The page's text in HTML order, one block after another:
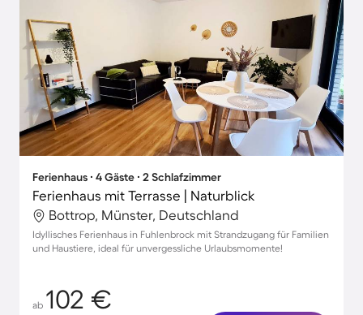
Ferienhaus ∙ 4 Gäste ∙ 2 Schlafzimmer
Ferienhaus mit Terrasse | Naturblick
Bottrop, Münster, Deutschland
Idyllisches Ferienhaus in Fuhlenbrock mit Strandzugang für Familien
und Haustiere, ideal für unvergessliche Urlaubsmomente!
ab 102 €